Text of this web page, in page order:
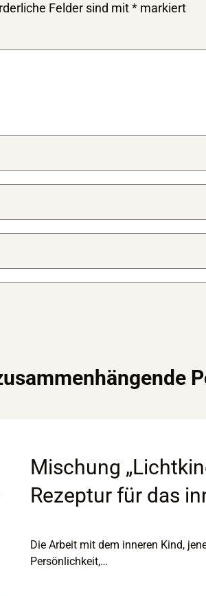
Felder sind mit* markiert
Mischung
Rezeptur für das
Die Arbeit mit dem inneren Kind,
Persönlichkeit,…